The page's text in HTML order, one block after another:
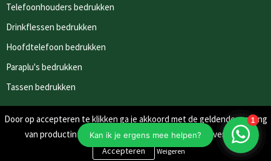
Telefoonhouders bedrukken
Drinkflessen bedrukken
Hoofdtelefoon bedrukken
Paraplu's bedrukken
Tassen bedrukken
Nieuwsbrieven
Schrijf je in voor onze nieuwsbrief en mis nooit meer één van
onze leuke aanbiedingen of updates.
Door op accepteren te klikken ga je akkoord met de geldende omgang
van productinformatie zoals op de website wordt vermeld.
Weigeren